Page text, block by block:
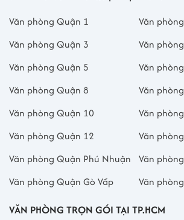
Văn phòng Quận 1
Văn
Văn phòng Quận 3
Văn
Văn phòng Quận 5
Văn
Văn phòng Quận 8
Văn
Văn phòng Quận 10
Văn
Văn phòng Quận 12
Văn
Văn phòng Quận Phú Nhuận
Văn
Văn phòng Quận Gò Vấp
Văn
VĂN PHÒNG TRỌN GÓI TẠI TP.HCM